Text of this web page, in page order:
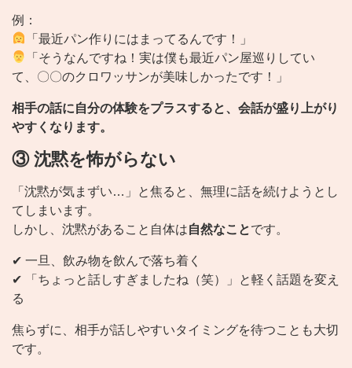
例：
「最近パン作りにはまってるんです！」
「そうなんですね！実は僕も最近パン屋巡りしてい
て、〇〇のクロワッサンが美味しかったです！」
相手の話に自分の体験をプラスすると、会話が盛り上がり
やすくなります。
③ 沈黙を怖がらない
「沈黙が気まずい…」と焦ると、無理に話を続けようとし
てしまいます。
しかし、沈黙があること自体は自然なことです。
✔ 一旦、飲み物を飲んで落ち着く
✔ 「ちょっと話しすぎましたね（笑）」と軽く話題を変え
る
焦らずに、相手が話しやすいタイミングを待つことも大切
です。